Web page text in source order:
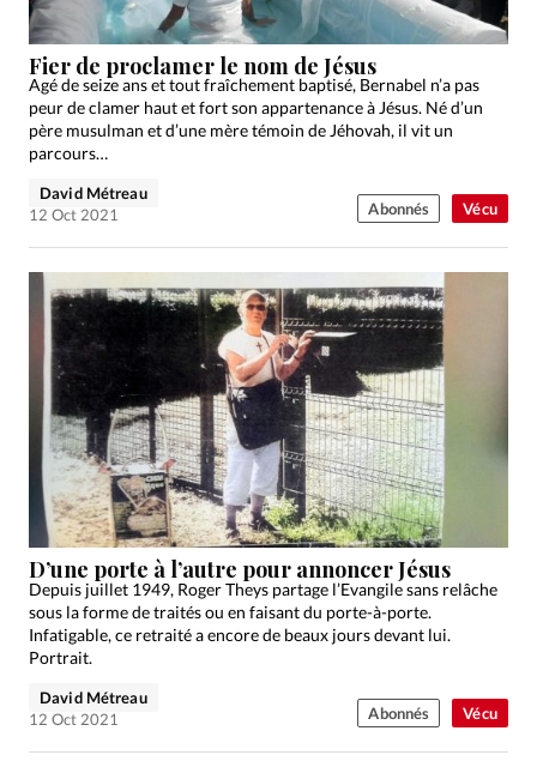
Vécu
Fier de proclamer le nom de Jésus
Agé de seize ans et tout fraîchement baptisé, Bernabel n’a pas
peur de clamer haut et fort son appartenance à Jésus. Né d’un
père musulman et d’une mère témoin de Jéhovah, il vit un
parcours…
David Métreau
12 Oct 2021
Abonnés
Vécu
D’une porte à l’autre pour annoncer Jésus
Depuis juillet 1949, Roger Theys partage l’Evangile sans relâche
sous la forme de traités ou en faisant du porte-à-porte.
Infatigable, ce retraité a encore de beaux jours devant lui.
Portrait.
David Métreau
12 Oct 2021
Abonnés